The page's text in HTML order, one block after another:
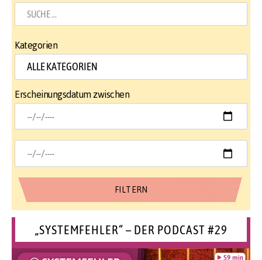
Kategorien
Erscheinungsdatum zwischen
„SYSTEMFEHLER“ – DER PODCAST #29